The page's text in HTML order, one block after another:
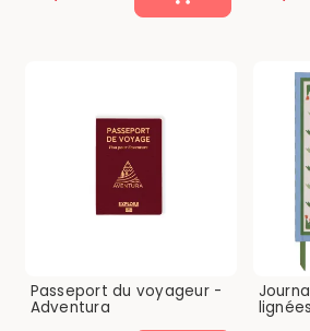
Passeport du voyageur -
Adventura